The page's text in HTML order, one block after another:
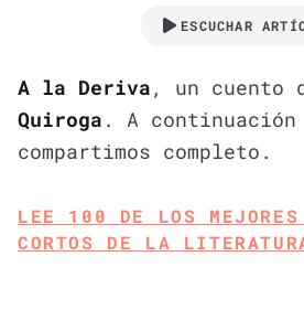
ESCUCHAR
A la Deriva , un cuento
Quiroga . A
compartimos completo.
LEE 100 DE LOS MEJORES
CORTOS DE LA